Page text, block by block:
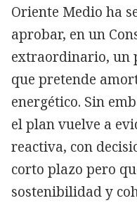
Oriente Medio ha
aprobar, en un
extraordinario, un
que pretende
energético. Sin
el plan vuelve a
reactiva, con
corto plazo pero
sostenibilidad y